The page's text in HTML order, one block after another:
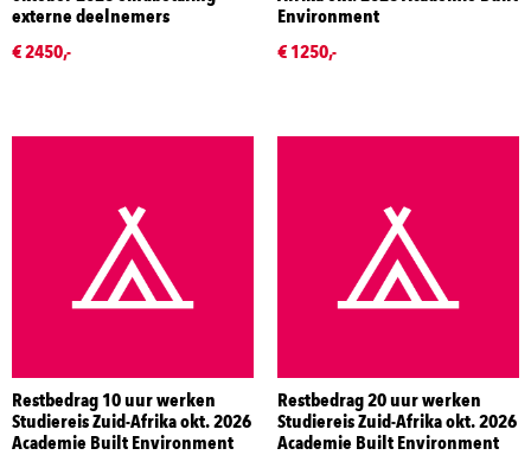
externe deelnemers
€ 2450,-
Environment
€ 1250,-
Restbedrag 10 uur werken
Studiereis Zuid-Afrika okt. 2026
Academie Built Environment
Restbedrag 20 uur werken
Studiereis Zuid-Afrika okt. 2026
Academie Built Environment